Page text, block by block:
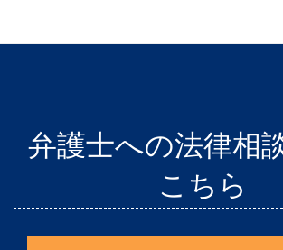
弁護士への法律相
こちら